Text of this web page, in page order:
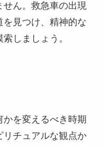
ん。救急車の出現
を見つけ、精神的な
しましょう。
を変えるべき時期
リチュアルな観点か